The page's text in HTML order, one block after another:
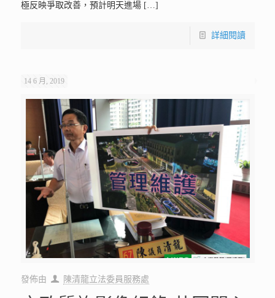
極反映爭取改善，預計明天進場[…]
詳細閱讀
14 6 月, 2019
發佈由 陳清龍立法委員服務處